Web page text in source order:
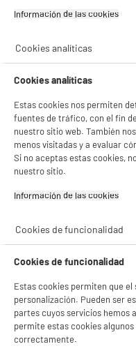
Es la hora del té, pero…
la cal quese acumula en
correctamente. No solo
tambiénreduce la
tarde más en hervir.
cuidado, puedes :
Mantener tu hervidor
Ahorrar energía
Conservar el sabor de tus
estadísticas anónimas basadas
✔
Información de las cookies‎
Cookies analíticas
Cookies analíticas
Estas cookies nos permiten
fuentes de tráfico, con el fin
nuestro sitio web. También
menos visitadas y a evaluar
Si no aceptas estas cookies,
nuestro sitio.
Información de las cookies‎
Cookies de funcionalidad
Cookies de funcionalidad
Estas cookies permiten que
personalización. Pueden ser
partes cuyos servicios hemos
permite estas cookies
correctamente.